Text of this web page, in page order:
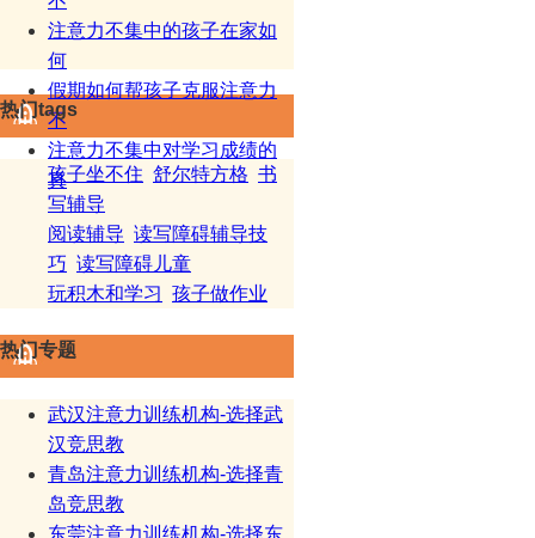
注意力不集中的孩子在家如
何
假期如何帮孩子克服注意力
不
注意力不集中对学习成绩的
真
热门tags
孩子坐不住 舒尔特方格 书
写辅导
阅读辅导 读写障碍辅导技
巧 读写障碍儿童
玩积木和学习 孩子做作业
热门专题
武汉注意力训练机构-选择武
汉竞思教
青岛注意力训练机构-选择青
岛竞思教
东莞注意力训练机构-选择东